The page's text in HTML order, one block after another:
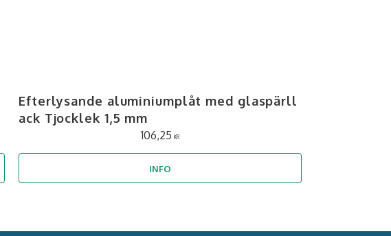
Efterlysande aluminiumplåt med glaspärll
ack Tjocklek 1,5 mm
106,25 KR
INFO